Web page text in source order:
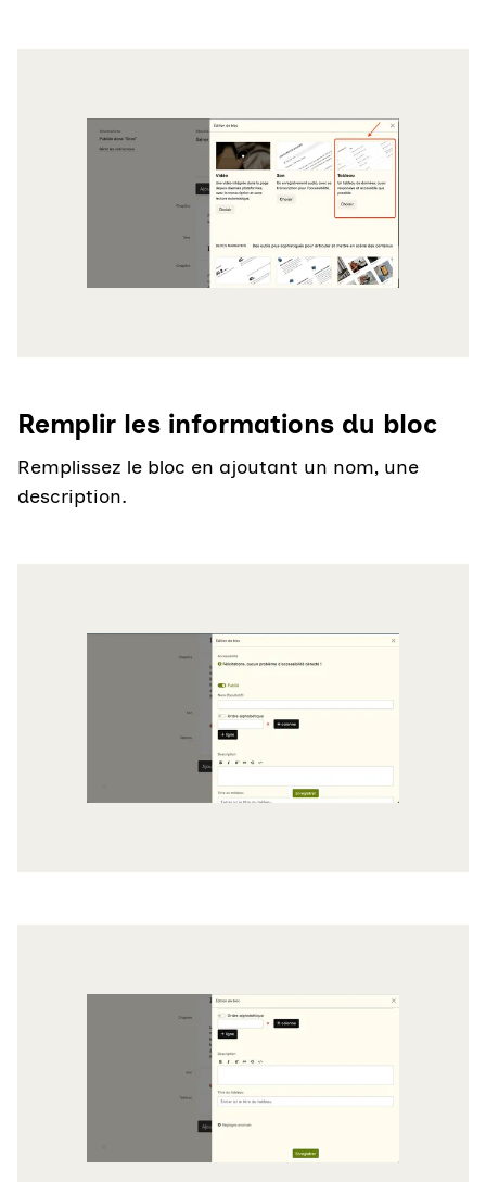
Remplir les informations du bloc
Remplissez le bloc en ajoutant un nom, une
description.